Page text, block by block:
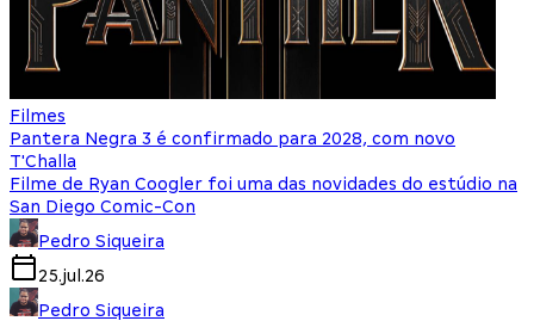
Filmes
Pantera Negra 3 é confirmado para 2028, com novo
T'Challa
Filme de Ryan Coogler foi uma das novidades do estúdio na
San Diego Comic-Con
Pedro Siqueira
25.jul.26
Pedro Siqueira